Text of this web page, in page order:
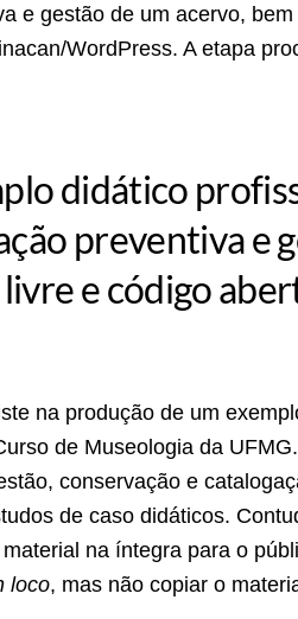
e gestão de um acervo,
WordPress. A etapa
didático
preventiva e
e código
na produção de um
de Museologia da
conservação e
de caso didáticos.
na íntegra para o
loco, mas não copiar o